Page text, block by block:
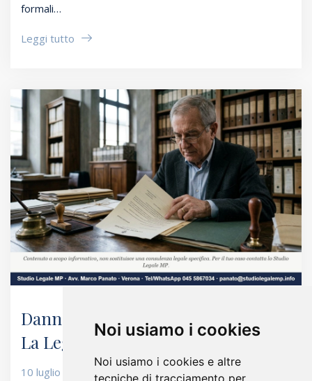
Noi usiamo i cookies
Noi usiamo i cookies e altre
tecniche di tracciamento per
formali…
Leggi tutto
Danno Erariale: Cosa Cambia Con
La Legge Foti
10 luglio 2026 Redazione L'avvocato risponde